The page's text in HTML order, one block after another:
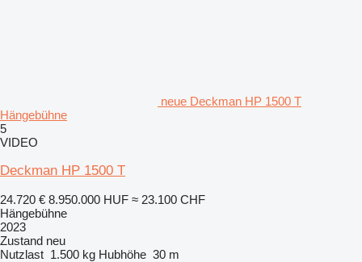
neue Deckman HP 1500 T
Hängebühne
5
VIDEO
Deckman HP 1500 T
24.720 € 8.950.000 HUF ≈ 23.100 CHF
Hängebühne
2023
Zustand neu
Nutzlast 1.500 kg Hubhöhe 30 m